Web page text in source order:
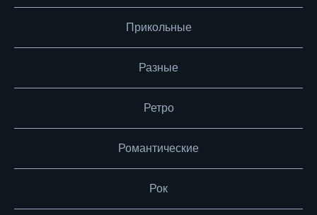
Прикольные
Разные
Ретро
Романтические
Рок